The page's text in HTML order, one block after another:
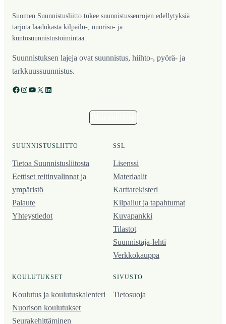
Suomen Suunnistusliitto tukee suunnistusseurojen edellytyksiä
tarjota laadukasta kilpailu-, nuoriso- ja
kuntosuunnistustoimintaa.
Suunnistuksen lajeja ovat suunnistus, hiihto-, pyörä- ja
tarkkuussuunnistus.
Facebook Instagram YouTube X LinkedIn
SUUNNISTUSLIITTO
Tietoa Suunnistusliitosta
Eettiset reitinvalinnat ja
ympäristö
Palaute
Yhteystiedot
SSL
Lisenssi
Materiaalit
Karttarekisteri
Kilpailut ja tapahtumat
Kuvapankki
Tilastot
Suunnistaja-lehti
Verkkokauppa
KOULUTUKSET
Koulutus ja koulutus­kalenteri
Nuorison koulutukset
Seura­kehittäminen
SIVUSTO
Tietosuoja